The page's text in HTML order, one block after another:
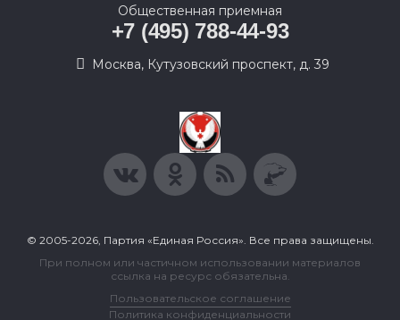
Общественная приемная
+7 (495) 788-44-93
Москва, Кутузовский проспект, д. 39
© 2005-2026, Партия «Единая Россия». Все права защищены.
При полном или частичном использовании материалов
ссылка на ресурс обязательна.
Пользовательское соглашение
Политика конфиденциальности